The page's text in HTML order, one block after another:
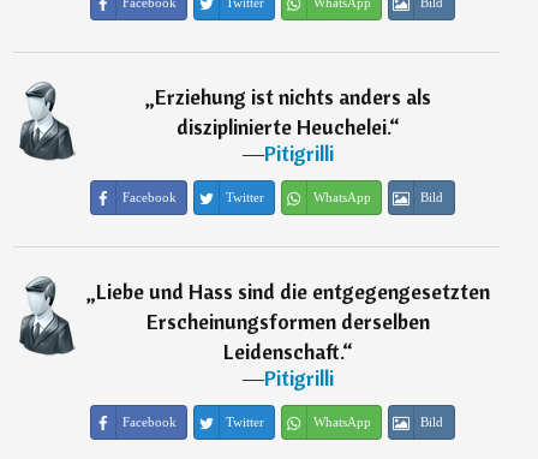
„Erziehung ist nichts anders als
disziplinierte Heuchelei.“
―Pitigrilli
Facebook Twitter WhatsApp Bild
„Liebe und Hass sind die entgegengesetzten
Erscheinungsformen derselben
Leidenschaft.“
―Pitigrilli
Facebook Twitter WhatsApp Bild